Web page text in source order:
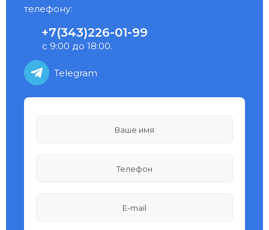
телефону:
+7(343)226-01-99
с 9:00 до 18:00.
Telegram